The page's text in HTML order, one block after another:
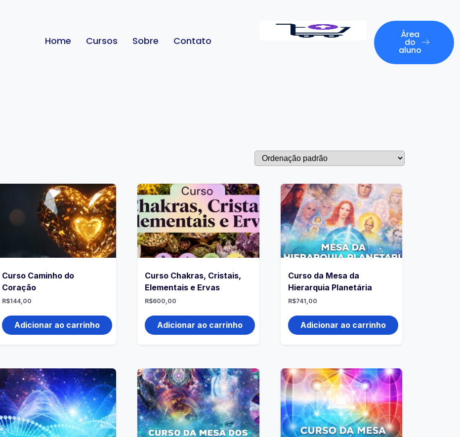
Home Cursos Sobre Contato Área
do
aluno
Curso Caminho do
Coração
R$144,00
Adicionar ao carrinho
Curso Chakras, Cristais,
Elementais e Ervas
R$600,00
Adicionar ao carrinho
Curso da Mesa da
Hierarquia Planetária
R$741,00
Adicionar ao carrinho